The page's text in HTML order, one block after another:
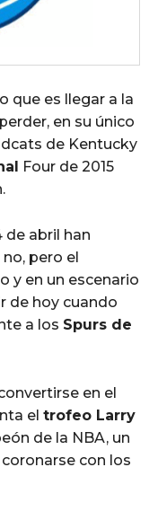
que es llegar a la
en su único
de Kentucky
Four de 2015
de abril han
pero el
y en un escenario
de hoy cuando
a los Spurs de
en el
el trofeo Larry
de la NBA, un
con los